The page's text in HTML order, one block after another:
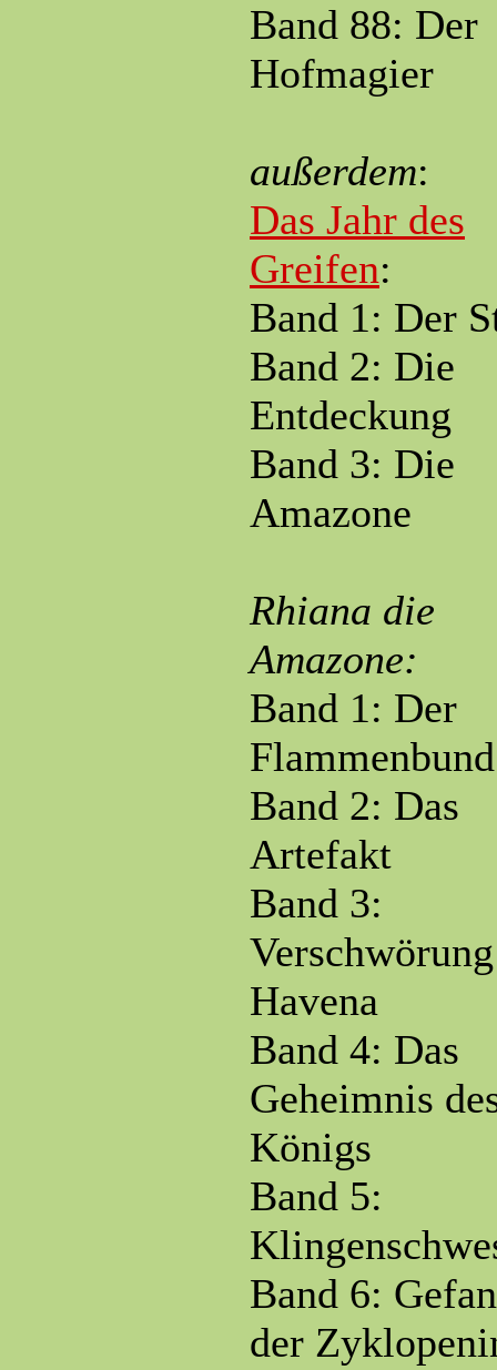
Band 88: Der
Hofmagier
außerdem:
Das Jahr des
Greifen:
Band 1: Der
Band 2: Die
Entdeckung
Band 3: Die
Amazone
Rhiana die
Amazone:
Band 1: Der
Flammenbund
Band 2: Das
Artefakt
Band 3:
Havena
Band 4: Das
Geheimnis
Königs
Band 5:
Band 6:
der